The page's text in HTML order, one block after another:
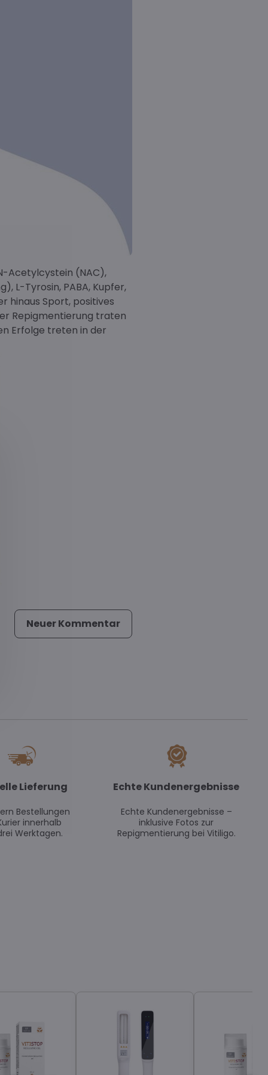
Acetylcystein (NAC),
L-Tyrosin, PABA, Kupfer,
hinaus Sport, positives
Repigmentierung traten
Erfolge treten in der
Neuer Kommentar
Lieferung
Bestellungen
innerhalb
Werktagen.
Echte Kundenergebnisse
Echte Kundenergebnisse –
inklusive Fotos zur
Repigmentierung bei Vitiligo.